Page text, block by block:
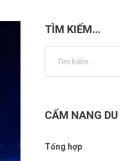
TÌM KIẾM…
CẨM NANG
Tổng hợp